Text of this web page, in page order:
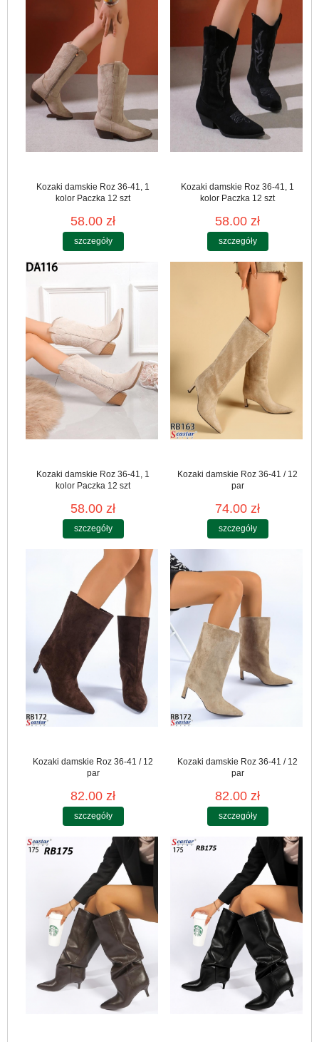
Kozaki damskie Roz 36-41, 1
kolor Paczka 12 szt
58.00 zł
szczegóły
Kozaki damskie Roz 36-41, 1
kolor Paczka 12 szt
58.00 zł
szczegóły
Kozaki damskie Roz 36-41, 1
kolor Paczka 12 szt
58.00 zł
szczegóły
Kozaki damskie Roz 36-41 / 12
par
74.00 zł
szczegóły
Kozaki damskie Roz 36-41 / 12
par
82.00 zł
szczegóły
Kozaki damskie Roz 36-41 / 12
par
82.00 zł
szczegóły